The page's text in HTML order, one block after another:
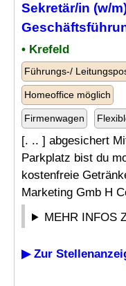
Sekretär/in (w/
• Krefeld
Führungs-/
Homeoffice möglich
Firmenwagen
[. .. ] abgesichert
Parkplatz bist du
kostenfreie
Marketing Gmb H
MEHR INFOS
▶ Zur